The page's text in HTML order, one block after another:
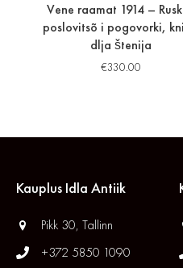
Vene raamat 1914 –
poslovitsõ i pogovorki,
dlja štenija
€330.00
Kauplus Idla Antiik
Pikk 30, Tallinn
+372 5850 1090